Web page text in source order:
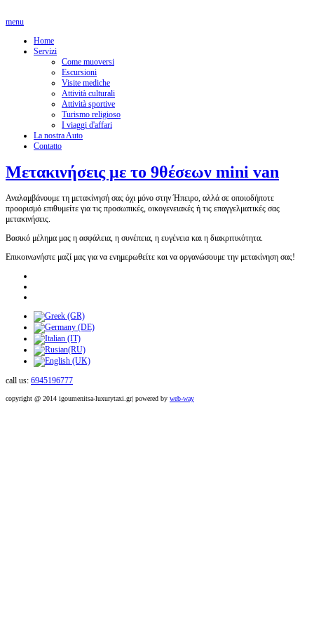
menu
Home
Servizi
Come muoversi
Escursioni
Visite mediche
Attività culturali
Attività sportive
Turismo religioso
I viaggi d'affari
La nostra Auto
Contatto
Μετακινήσεις με το 9θέσεων mini van
Αναλαμβάνουμε τη μετακίνησή σας όχι μόνο στην Ήπειρο, αλλά σε οποιοδήποτε
προορισμό επιθυμείτε για τις προσωπικές, οικογενειακές ή τις επαγγελματικές σας
μετακινήσεις.
Βασικό μέλημα μας η ασφάλεια, η συνέπεια, η ευγένεια και η διακριτικότητα.
Επικοινωνήστε μαζί μας για να ενημερωθείτε και να οργανώσουμε την μετακίνηση σας!
call us: 6945196777
copyright @ 2014 igoumenitsa-luxurytaxi.gr| powered by web-way